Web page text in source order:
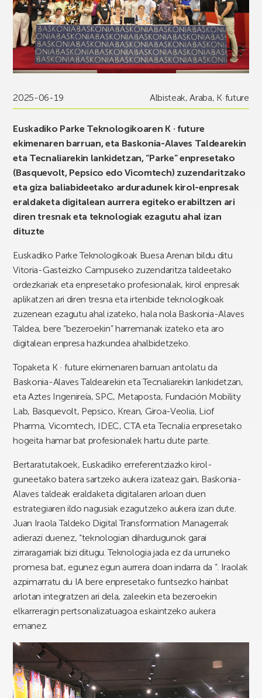
2025-06-19 Albisteak,Araba, K·future
Euskadiko Parke Teknologikoaren K · future
ekimenaren barruan, eta Baskonia-Alaves Taldearekin
eta Tecnaliarekin lankidetzan, “Parke” enpresetako
(Basquevolt, Pepsico edo Vicomtech) zuzendaritzako
eta giza baliabideetako arduradunek kirol-enpresak
eraldaketa digitalean aurrera egiteko erabiltzen ari
diren tresnak eta teknologiak ezagutu ahal izan
dituzte
Euskadiko Parke Teknologikoak Buesa Arenan bildu ditu
Vitoria-Gasteizko Campuseko zuzendaritza taldeetako
ordezkariak eta enpresetako profesionalak, kirol enpresak
aplikatzen ari diren tresna eta irtenbide teknologikoak
zuzenean ezagutu ahal izateko, hala nola Baskonia-Alaves
Taldea, bere “bezeroekin” harremanak izateko eta aro
digitalean enpresa hazkundea ahalbidetzeko.
Topaketa K · future ekimenaren barruan antolatu da
Baskonia-Alaves Taldearekin eta Tecnaliarekin lankidetzan,
eta Aztes Ingenireía, SPC, Metaposta, Fundación Mobility
Lab, Basquevolt, Pepsico, Krean, Giroa-Veolia, Liof
Pharma, Vicomtech, IDEC, CTA eta Tecnalia enpresetako
hogeita hamar bat profesionalek hartu dute parte.
Bertaratutakoek, Euskadiko erreferentziazko kirol-
guneetako batera sartzeko aukera izateaz gain, Baskonia-
Alaves taldeak eraldaketa digitalaren arloan duen
estrategiaren ildo nagusiak ezagutzeko aukera izan dute.
Juan Iraola Taldeko Digital Transformation Managerrak
adierazi duenez, “teknologian dihardugunok garai
zirraragarriak bizi ditugu. Teknologia jada ez da urruneko
promesa bat, egunez egun aurrera doan indarra da “. Iraolak
azpimarratu du IA bere enpresetako funtsezko hainbat
arlotan integratzen ari dela, zaleekin eta bezeroekin
elkarreragin pertsonalizatuagoa eskaintzeko aukera
emanez.